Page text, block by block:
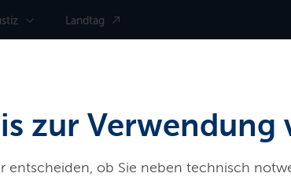
zur Verwendung
entscheiden, ob Sie neben technisch
Landtag